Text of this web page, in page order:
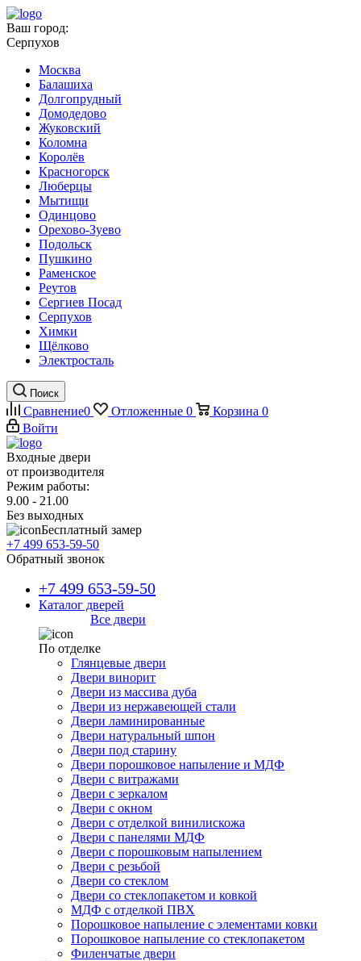
Ваш город:
Серпухов
Москва
Балашиха
Долгопрудный
Домодедово
Жуковский
Коломна
Королёв
Красногорск
Люберцы
Мытищи
Одинцово
Орехово-Зуево
Подольск
Пушкино
Раменское
Реутов
Сергиев Посад
Серпухов
Химки
Щёлково
Электросталь
Поиск
Сравнение0 Отложенные 0 Корзина 0
Войти
Входные двери
от производителя
Режим работы:
9.00 - 21.00
Без выходных
Бесплатный замер
+7 499 653-59-50
Обратный звонок
+7 499 653-59-50
Каталог дверей
Все двери
По отделке
Глянцевые двери
Двери винорит
Двери из массива дуба
Двери из нержавеющей стали
Двери ламинированные
Двери натуральный шпон
Двери под старину
Двери порошковое напыление и МДФ
Двери с витражами
Двери с зеркалом
Двери с окном
Двери с отделкой винилискожа
Двери с панелями МДФ
Двери с порошковым напылением
Двери с резьбой
Двери со стеклом
Двери со стеклопакетом и ковкой
МДФ с отделкой ПВХ
Порошковое напыление с элементами ковки
Порошковое напыление со стеклопакетом
Филенчатые двери